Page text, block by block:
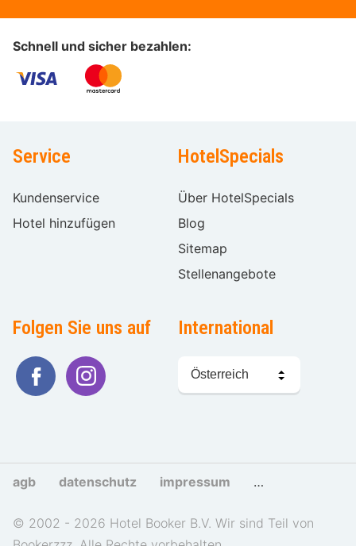
Schnell und sicher bezahlen:
Service
Kundenservice
Hotel hinzufügen
HotelSpecials
Über HotelSpecials
Blog
Sitemap
Stellenangebote
Folgen Sie uns auf International
Sprache
wählen
agb datenschutz impressum cookies und
© 2002 - 2026 Hotel Booker B.V. Wir sind Teil von